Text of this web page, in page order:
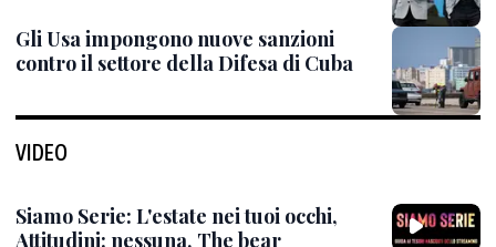
Gli Usa impongono nuove sanzioni
contro il settore della Difesa di Cuba
VIDEO
Siamo Serie: L'estate nei tuoi occhi,
Attitudini: nessuna, The bear